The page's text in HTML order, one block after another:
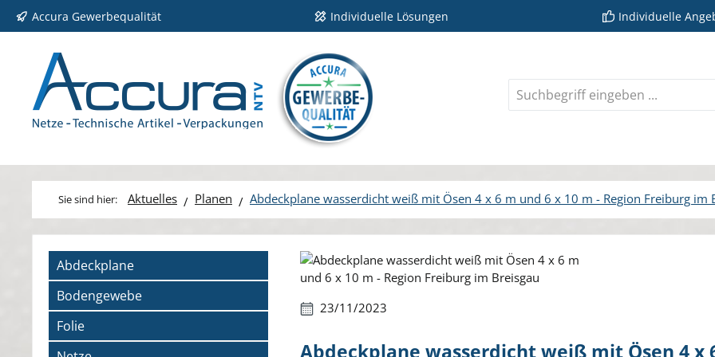
Hauptinhalt springen
Zur Suche springen
Zur Hauptnavigation springen
Accura Gewerbequalität Individuelle Lösungen Individuelle
Aktuelles Planen Abdeckplane wasserdicht weiß mit Ösen 4 x 6 m und 6 x 10 m - Region Freiburg im
Abdeckplane
Bodengewebe
Folie
Bildergalerie überspringen
23/11/2023
Abdeckplane wasserdicht weiß mit Ösen 4 x